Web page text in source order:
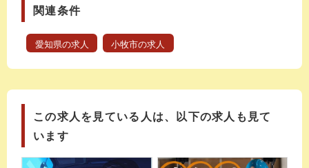
関連条件
愛知県の求人 小牧市の求人
この求人を見ている人は、以下の求人も見て
います